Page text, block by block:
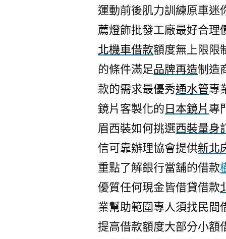
運動前後肌力訓練原車迷
薦燈飾批發工廠最好合理
北機車借款額度無上限限
的條件滿足品牌再造制造
款的需求最優秀通水管專
鏡片客製化的日本鏡片 專
眉西裝如何挑選西裝量身
信可靠辦理協會提供新北
重點了解銀行當舖的借款
優質任何現金皆借貸借款
業幫助範圍專人須找民間
提高借款額度大部分小額